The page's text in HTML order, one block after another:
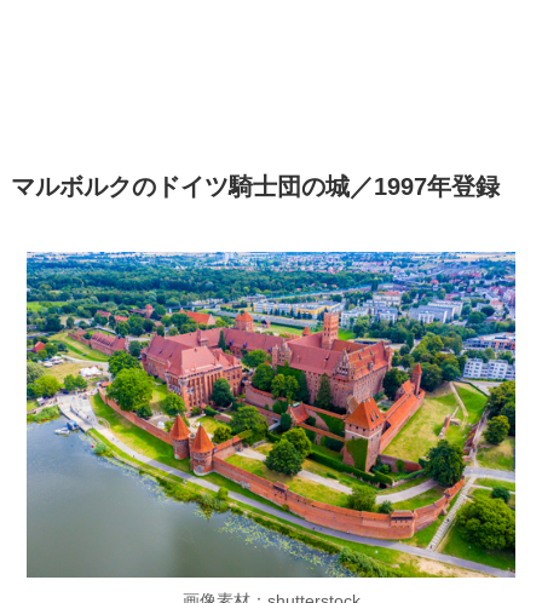
マルボルクのドイツ騎士団の城／1997年登録